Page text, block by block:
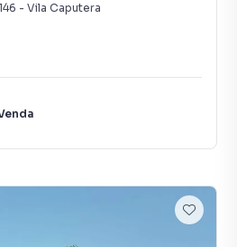
- Vila Caputera